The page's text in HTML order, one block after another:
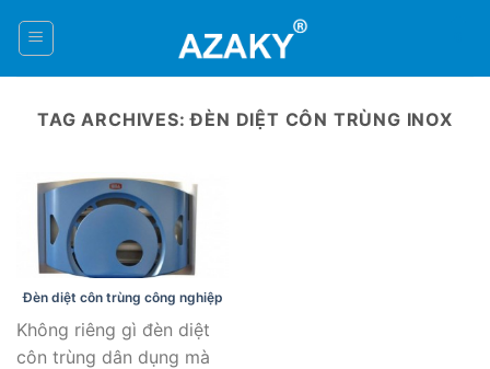
TAG ARCHIVES:ĐÈN DIỆT CÔN TRÙNG INOX
Đèn diệt côn trùng công nghiệp
Không riêng gì đèn diệt
côn trùng dân dụng mà